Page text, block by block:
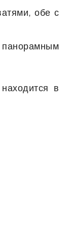
обе с
панорамным
в